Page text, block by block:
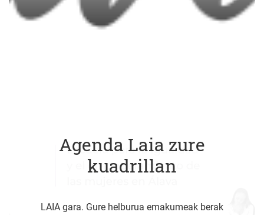
Agenda Laia zure
kuadrillan
LAIA gara. Gure helburua emakumeak berak